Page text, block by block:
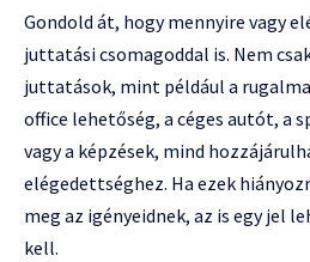
Gondold át, hogy mennyire vagy
juttatási csomagoddal is. Nem
juttatások, mint például a
office lehetőség, a céges autót, a
vagy a képzések, mind
elégedettséghez. Ha ezek
meg az igényeidnek, az is egy jel
kell.